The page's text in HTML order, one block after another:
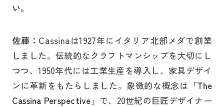
い。
佐藤： Cassinaは1927年にイタリア北部メダで創業
しました。伝統的なクラフトマンシップを大切にし
つつ、1950年代には工業生産を導入し、家具デザイ
ンに革新をもたらしました。象徴的な概念は「The
Cassina Perspective 」で、20世紀の巨匠デザイナー